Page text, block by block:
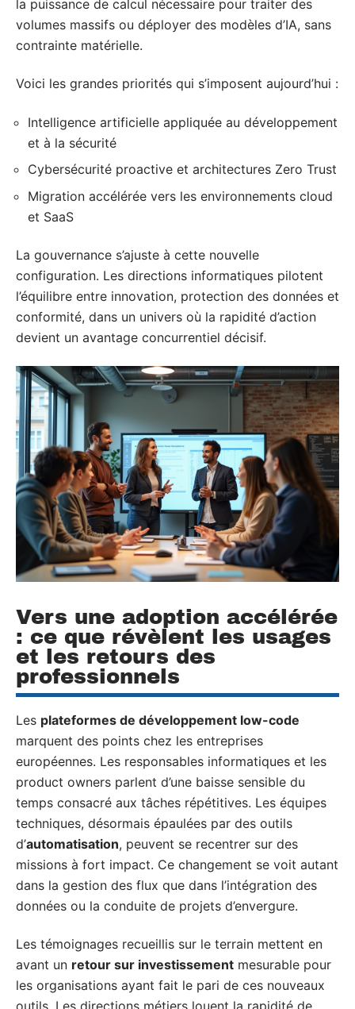
la puissance de calcul nécessaire pour traiter des
volumes massifs ou déployer des modèles d’IA, sans
contrainte matérielle.
Voici les grandes priorités qui s’imposent aujourd’hui :
Intelligence artificielle appliquée au développement
et à la sécurité
Cybersécurité proactive et architectures Zero Trust
Migration accélérée vers les environnements cloud
et SaaS
La gouvernance s’ajuste à cette nouvelle
configuration. Les directions informatiques pilotent
l’équilibre entre innovation, protection des données et
conformité, dans un univers où la rapidité d’action
devient un avantage concurrentiel décisif.
Vers une adoption accélérée
: ce que révèlent les usages
et les retours des
professionnels
Les plateformes de développement low-code
marquent des points chez les entreprises
européennes. Les responsables informatiques et les
product owners parlent d’une baisse sensible du
temps consacré aux tâches répétitives. Les équipes
techniques, désormais épaulées par des outils
d’automatisation, peuvent se recentrer sur des
missions à fort impact. Ce changement se voit autant
dans la gestion des flux que dans l’intégration des
données ou la conduite de projets d’envergure.
Les témoignages recueillis sur le terrain mettent en
avant un retour sur investissement mesurable pour
les organisations ayant fait le pari de ces nouveaux
outils. Les directions métiers louent la rapidité de